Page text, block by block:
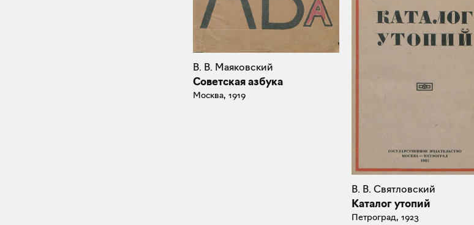
В. В. Маяковский
Советская азбука
Москва, 1919
В. В. Святловский
Каталог утопий
Петроград, 1923